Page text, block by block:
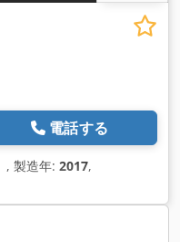
電話する
, 製造年: 2017,